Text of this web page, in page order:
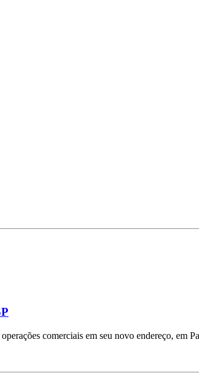
comerciais em seu novo endereço, em